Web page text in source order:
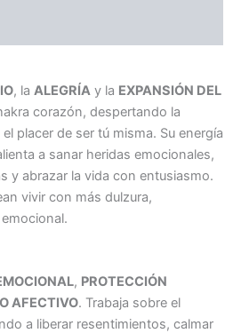
, la ALEGRÍA y la EXPANSIÓN DEL
corazón, despertando la
placer de ser tú misma. Su energía
a sanar heridas emocionales,
y abrazar la vida con entusiasmo.
vivir con más dulzura,
, PROTECCIÓN
AFECTIVO. Trabaja sobre el
a liberar resentimientos, calmar